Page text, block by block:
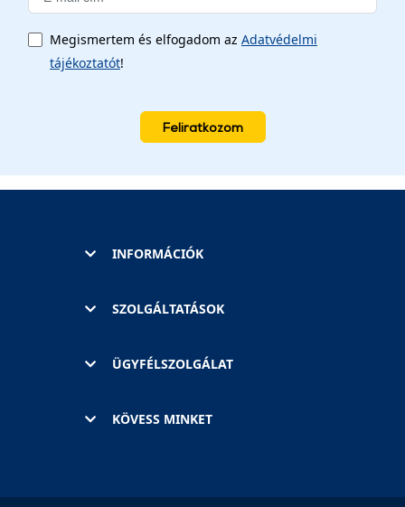
Megismertem és elfogadom az Adatvédelmi
tájékoztatót!
Feliratkozom
INFORMÁCIÓK
SZOLGÁLTATÁSOK
ÜGYFÉLSZOLGÁLAT
KÖVESS MINKET